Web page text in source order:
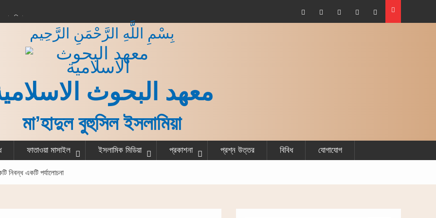
বিধান
শেষ করে একজন
গরু বর্গা দেওয়ার বিধান
بِسْمِ اللَّهِ الرَّحْمَنِ الرَّحِيم
معهد البحوث
মা’হাদুল বুহুসিল ইসলামিয়া
ফাতাওয়া মাসাইল ইসলামিক মিডিয়া প্রকাশনা প্রশ্ন উত্তর বিবিধ যোগাযোগ
নিবন্ধ একটি পর্যালোচনা